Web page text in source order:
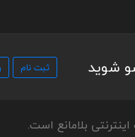
شوید
بلامانع است.